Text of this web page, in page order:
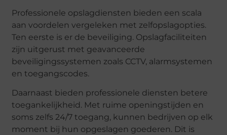
Professionele opslagdiensten bieden een scala
aan voordelen vergeleken met zelfopslagopties.
Ten eerste is er de beveiliging. Opslagfaciliteiten
zijn uitgerust met geavanceerde
beveiligingssystemen zoals CCTV, alarmsystemen
en toegangscodes.
Daarnaast bieden professionele diensten betere
toegankelijkheid. Met ruime openingstijden en
soms zelfs 24/7 toegang, kunnen bedrijven op elk
moment bij hun opgeslagen goederen. Dit is